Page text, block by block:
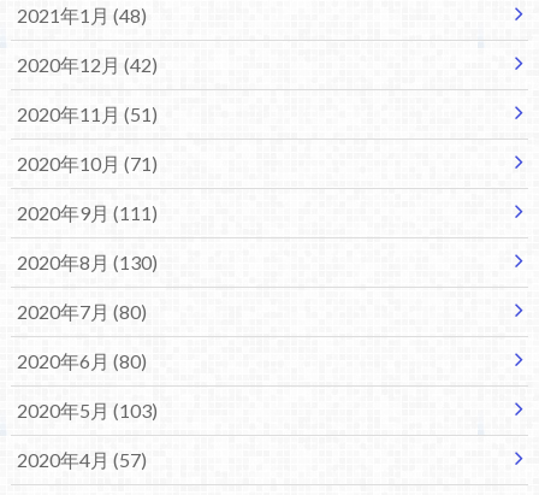
2021年1月 (48)
2020年12月 (42)
2020年11月 (51)
2020年10月 (71)
2020年9月 (111)
2020年8月 (130)
2020年7月 (80)
2020年6月 (80)
2020年5月 (103)
2020年4月 (57)